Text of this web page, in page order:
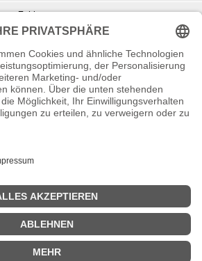
Zahlungsarten
Elektro- u. Elektronikgeräten
Batterieentsorgung
Echtheit von Kundenbewertungen
Shop